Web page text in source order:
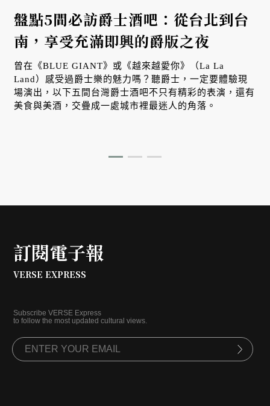
盤點5間必訪爵士酒吧：從台北到台
南，享受充滿即興的爵版之夜
曾在《BLUE GIANT》或《越來越愛你》（La La
Land）感受過爵士樂的魅力嗎？聽爵士，一定要體驗現
場演出，以下五間台灣爵士酒吧不只有精彩的表演，還有
美食與美酒，交疊成一處城市裡最迷人的角落。
訂閱電子報
VERSE EXPRESS
Subscribe VERSE Express
to follow the most updated cultural views.